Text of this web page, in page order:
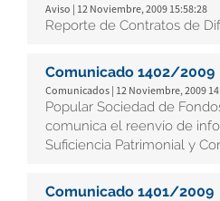
Aviso | 12 Noviembre, 2009 15:58:28
Reporte de Contratos de
Comunicado 1402/2009
Comunicados | 12 Noviembre, 2009
Popular Sociedad de
comunica el reenvío de
Suficiencia Patrimonial y
Comunicado 1401/2009